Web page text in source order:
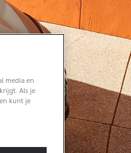
Toyota C-HR
OOK ALS PLUG-IN
HYBRIDE
Vanaf € 36.495,-
ELEKTRISCH
media en
Als je
kunt je